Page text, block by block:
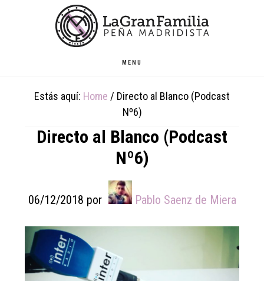
MENU
Estás aquí: Home / Directo al Blanco (Podcast
Nº6)
Directo al Blanco (Podcast
Nº6)
06/12/2018 por Pablo Saenz de Miera